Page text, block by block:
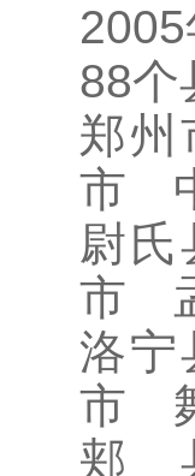
88个
郑
市
尉
市
洛
市
郏